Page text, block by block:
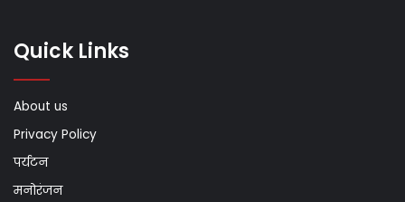
Quick Links
About us
Privacy Policy
पर्यटन
मनोरंजन